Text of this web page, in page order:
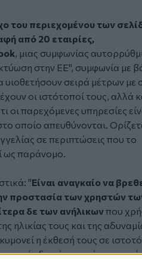
του περιεχομένου των
από 20 εταιρίες,
, μιας συμφωνίας
στην ΕΕ", συμφωνία με
υιοθετήσουν σειρά μέτρων με
οι ιστότοποί τους, αλλά
οι παρεχόμενες υπηρεσίες
οποίο απευθύνονται.
σε περιπτώσεις που το
ως παράνομο.
"Είναι αναγκαίο να
προστασία των χρηστών
δε των ανήλικωνπου
ηλικίας τους και της
η έκθεσή τους σε
δικτύωσης είναι